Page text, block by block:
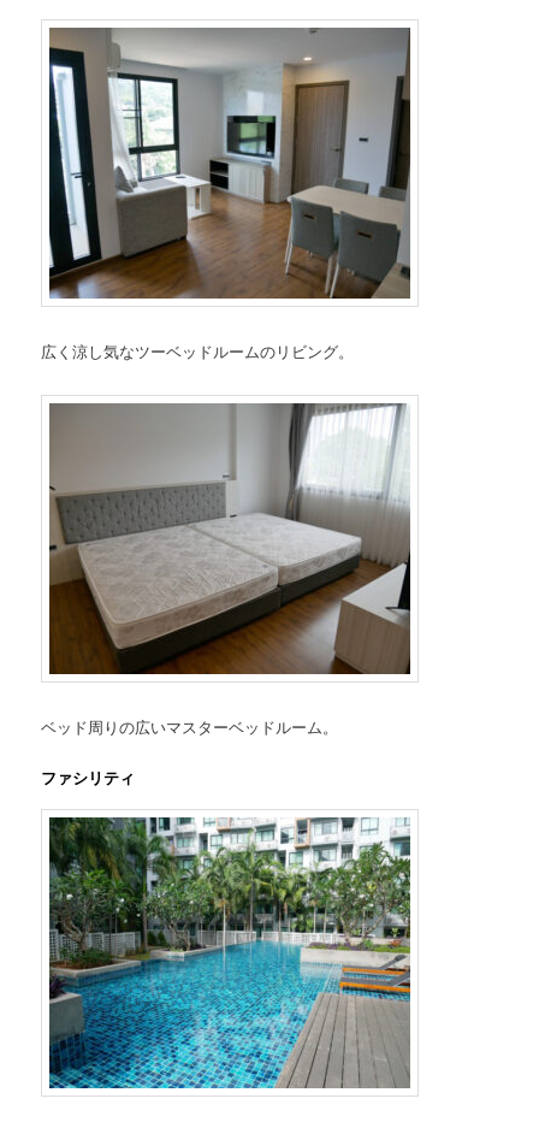
広く涼し気なツーベッドルームのリビング。
ベッド周りの広いマスターベッドルーム。
ファシリティ